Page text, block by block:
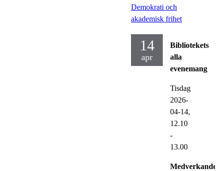
Demokrati och
akademisk frihet
14
apr
Bibliotekets
alla
evenemang
Tisdag
2026-
04-14,
12.10
-
13.00
Medverkande: